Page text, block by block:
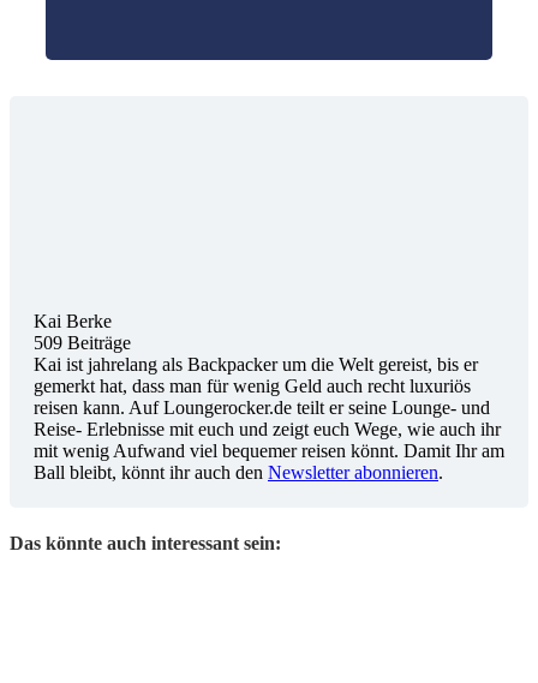
Kai Berke
509 Beiträge
Kai ist jahrelang als Backpacker um die Welt gereist, bis er
gemerkt hat, dass man für wenig Geld auch recht luxuriös
reisen kann. Auf Loungerocker.de teilt er seine Lounge- und
Reise- Erlebnisse mit euch und zeigt euch Wege, wie auch ihr
mit wenig Aufwand viel bequemer reisen könnt. Damit Ihr am
Ball bleibt, könnt ihr auch den Newsletter abonnieren.
Das könnte auch interessant sein: